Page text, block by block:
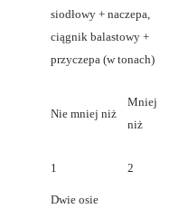
siodłowy + naczepa,
ciągnik balastowy +
przyczepa (w tonach)
Nie mniej niż
Mniej
niż
1 2
Dwie osie